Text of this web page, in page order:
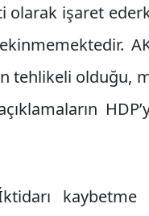
işaret
tehlikeli olduğu,
kaybetme